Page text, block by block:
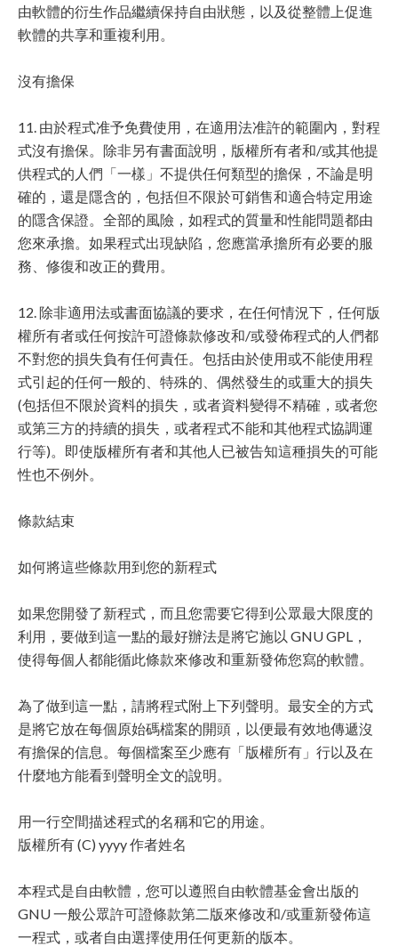
由軟體的衍生作品繼續保持自由狀態，以及從整體上促進
軟體的共享和重複利用。
沒有擔保
11. 由於程式准予免費使用，在適用法准許的範圍內，對程
式沒有擔保。除非另有書面說明，版權所有者和/或其他提
供程式的人們「一樣」不提供任何類型的擔保，不論是明
確的，還是隱含的，包括但不限於可銷售和適合特定用途
的隱含保證。全部的風險，如程式的質量和性能問題都由
您來承擔。如果程式出現缺陷，您應當承擔所有必要的服
務、修復和改正的費用。
12. 除非適用法或書面協議的要求，在任何情況下，任何版
權所有者或任何按許可證條款修改和/或發佈程式的人們都
不對您的損失負有任何責任。包括由於使用或不能使用程
式引起的任何一般的、特殊的、偶然發生的或重大的損失
(包括但不限於資料的損失，或者資料變得不精確，或者您
或第三方的持續的損失，或者程式不能和其他程式協調運
行等)。即使版權所有者和其他人已被告知這種損失的可能
性也不例外。
條款結束
如何將這些條款用到您的新程式
如果您開發了新程式，而且您需要它得到公眾最大限度的
利用，要做到這一點的最好辦法是將它施以 GNU GPL，
使得每個人都能循此條款來修改和重新發佈您寫的軟體。
為了做到這一點，請將程式附上下列聲明。最安全的方式
是將它放在每個原始碼檔案的開頭，以便最有效地傳遞沒
有擔保的信息。每個檔案至少應有「版權所有」行以及在
什麼地方能看到聲明全文的說明。
用一行空間描述程式的名稱和它的用途。
版權所有 (C) yyyy 作者姓名
本程式是自由軟體，您可以遵照自由軟體基金會出版的
GNU 一般公眾許可證條款第二版來修改和/或重新發佈這
一程式，或者自由選擇使用任何更新的版本。